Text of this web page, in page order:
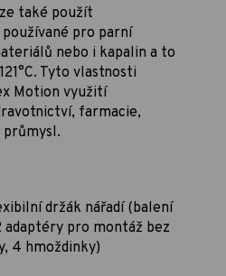
také použít
pro parní
nebo i kapalin a to
Tyto vlastnosti
Motion využití
farmacie,
držák nářadí (balení
adaptéry pro montáž bez
4 hmoždinky)